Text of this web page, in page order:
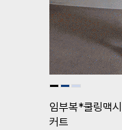
[기획특가 1+1]
부 임산부레깅스